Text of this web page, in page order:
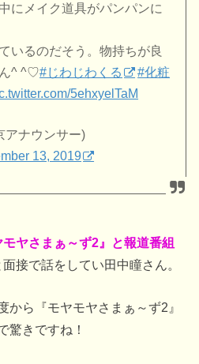
にメイク道具がパンパンに
いるのだそう。物持ちが良
ん^ ^♡#じわじわくる
#化粧
5ehxyelTaM
ナウンサー)
13, 2019
モヤさまぁ～ず2』と報道番組
面接で話をしてい田中瞳さん。
から『モヤモヤさまぁ～ず2』
驚きですね！